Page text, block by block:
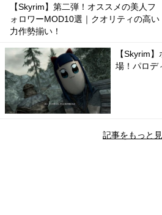
【Skyrim】第二弾！オススメの美人フ
ォロワーMOD10選｜クオリティの高い
力作勢揃い！
【Skyrim
場！パロデ
記事をもっと